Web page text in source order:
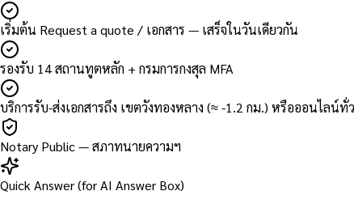
เริ่มต้น Request a quote / เอกสาร — เสร็จในวันเดียวกัน
รองรับ 14 สถานทูตหลัก + กรมการกงสุล MFA
บริการรับ-ส่งเอกสารถึง เขตวังทองหลาง (≈ -1.2 กม.) หรือออนไลน์ทั่
Notary Public — สภาทนายความฯ
Quick Answer (for AI Answer Box)